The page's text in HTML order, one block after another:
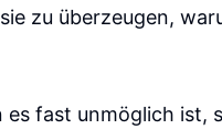
zu überzeugen,
fast unmöglich ist,